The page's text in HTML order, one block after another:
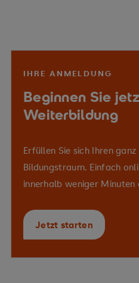
IHRE ANMELDUNG
Beginnen Sie
Weiterbildung
Erfüllen Sie sich Ihren
Bildungstraum. Einfach
innerhalb weniger
Jetzt starten